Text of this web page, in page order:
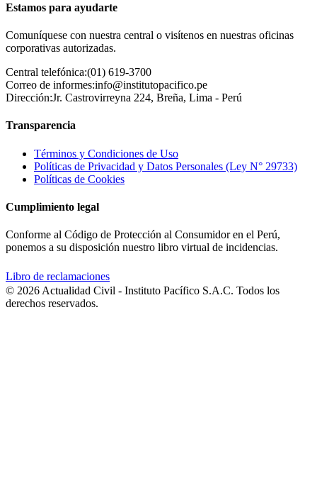
Estamos para ayudarte
Comuníquese con nuestra central o visítenos en nuestras oficinas
corporativas autorizadas.
Central telefónica:(01) 619-3700
Correo de informes:info@institutopacifico.pe
Dirección:Jr. Castrovirreyna 224, Breña, Lima - Perú
Transparencia
Términos y Condiciones de Uso
Políticas de Privacidad y Datos Personales (Ley N° 29733)
Políticas de Cookies
Cumplimiento legal
Conforme al Código de Protección al Consumidor en el Perú,
ponemos a su disposición nuestro libro virtual de incidencias.
Libro de reclamaciones
© 2026 Actualidad Civil - Instituto Pacífico S.A.C. Todos los
derechos reservados.